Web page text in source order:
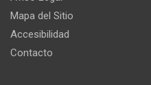
Mapa del Sitio
Accesibilidad
Contacto